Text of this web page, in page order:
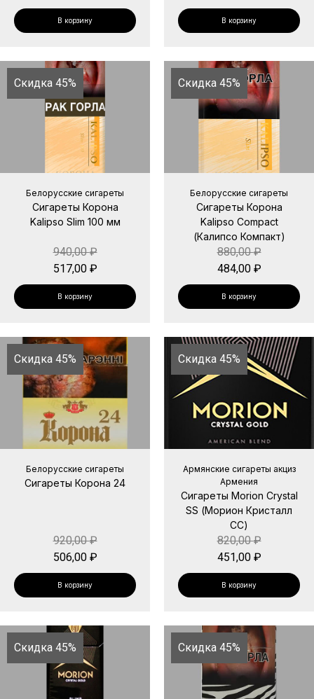
В корзину В корзину
Скидка 45%
Белорусские сигареты
Сигареты Корона
Kalipso Slim 100 мм
940,00₽
517,00 ₽
В корзину
Скидка 45%
Белорусские сигареты
Сигареты Корона
Kalipso Compact
(Калипсо Компакт)
880,00₽
484,00 ₽
В корзину
Скидка 45%
Белорусские сигареты
Сигареты Корона 24
920,00₽
506,00 ₽
В корзину
Скидка 45%
Армянские сигареты акциз
Армения
Сигареты Morion Crystal
SS (Морион Кристалл
СС)
820,00₽
451,00 ₽
В корзину
Скидка 45% Скидка 45%